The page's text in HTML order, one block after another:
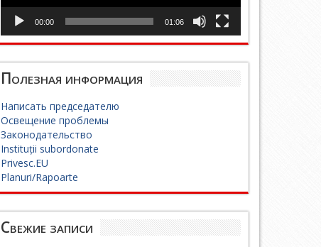
00:00 01:06
Полезная информация
Написать председателю
Освещение проблемы
Законодательство
Instituții subordonate
Privesc.EU
Planuri/Rapoarte
Свежие записи